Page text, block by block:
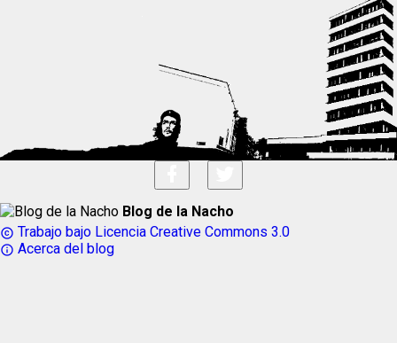
Blog de la Nacho
copyright Trabajo bajo Licencia Creative Commons 3.0
info_outline Acerca del blog